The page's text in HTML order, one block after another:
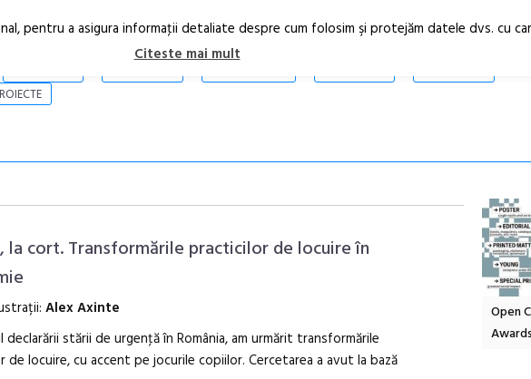
la cort. Transformările practicilor de locuire în
Alex Axinte
declarării stării de urgenţă în România, am ur­mărit transformările
de locuire, cu accent pe jocurile copiilor. Cercetarea a avut la bază
de poezie și co-creație
Open
pentru a asigura informaţii detaliate despre cum folosim şi protejăm datele dvs. cu
Citeste mai mult